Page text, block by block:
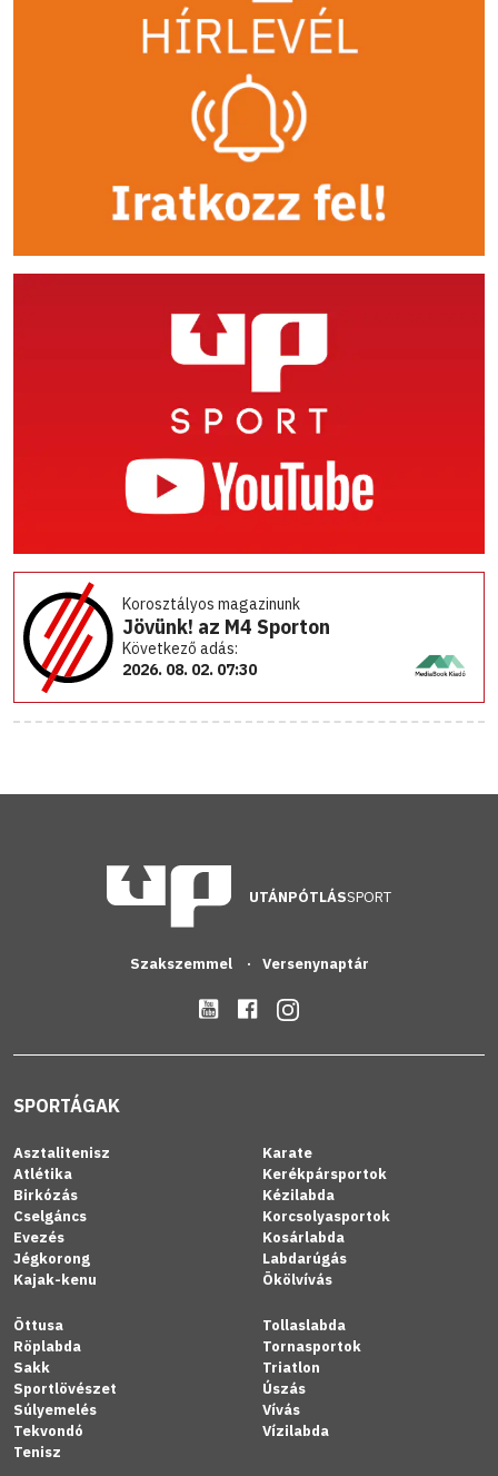
Korosztályos magazinunk
Jövünk! az M4 Sporton
Következő adás:
2026. 08. 02. 07:30
UTÁNPÓTLÁSSPORT
Szakszemmel Versenynaptár
SPORTÁGAK
Asztalitenisz
Atlétika
Birkózás
Cselgáncs
Evezés
Jégkorong
Kajak-kenu
Karate
Kerékpársportok
Kézilabda
Korcsolyasportok
Kosárlabda
Labdarúgás
Ökölvívás
Öttusa
Röplabda
Sakk
Sportlövészet
Súlyemelés
Tekvondó
Tenisz
Tollaslabda
Tornasportok
Triatlon
Úszás
Vívás
Vízilabda